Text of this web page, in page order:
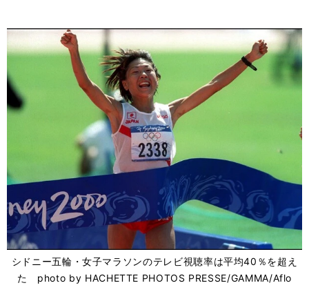
シドニー五輪・女子マラソンのテレビ視聴率は平均40％を超え
た photo by HACHETTE PHOTOS PRESSE/GAMMA/Aflo